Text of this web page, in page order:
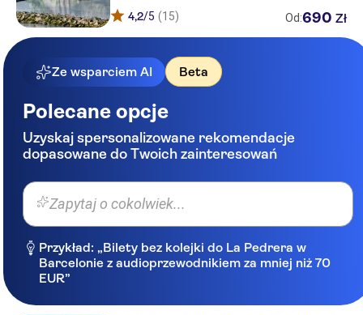
4,2/5 (15) Od:690 Zł
Ze wsparciem AI Beta
Polecane opcje
Uzyskaj spersonalizowane rekomendacje
dopasowane do Twoich zainteresowań
Zapytaj o cokolwiek...
Przykład: „Bilety bez kolejki do La Pedrera w
Barcelonie z audioprzewodnikiem za mniej niż 70
EUR”